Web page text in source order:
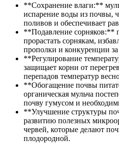
**Сохранение влаги:**
испарение воды из почвы,
поливов и обеспечивает
**Подавление сорняков:**
прорастать сорнякам,
прополки и конкуренции
**Регулирование
защищает корни от
перепадов температур
**Обогащение почвы
органическая мульча
почву гумусом и
**Улучшение структуры
развитию полезных
червей, которые делают
плодородной.